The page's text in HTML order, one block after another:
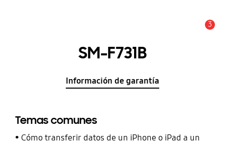
3
SM-F731B
Información de garantía
Temas comunes
Cómo transferir datos de un iPhone o iPad a un